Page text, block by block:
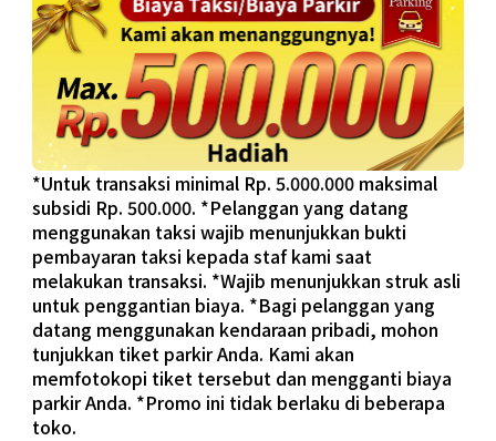
*Untuk transaksi minimal Rp. 5.000.000 maksimal
subsidi Rp. 500.000. *Pelanggan yang datang
menggunakan taksi wajib menunjukkan bukti
pembayaran taksi kepada staf kami saat
melakukan transaksi. *Wajib menunjukkan struk asli
untuk penggantian biaya. *Bagi pelanggan yang
datang menggunakan kendaraan pribadi, mohon
tunjukkan tiket parkir Anda. Kami akan
memfotokopi tiket tersebut dan mengganti biaya
parkir Anda. *Promo ini tidak berlaku di beberapa
toko.